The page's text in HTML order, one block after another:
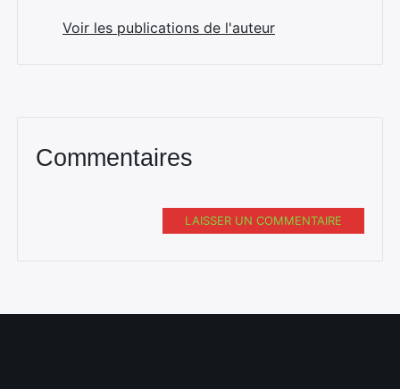
Voir les publications de l'auteur
Commentaires
LAISSER UN COMMENTAIRE